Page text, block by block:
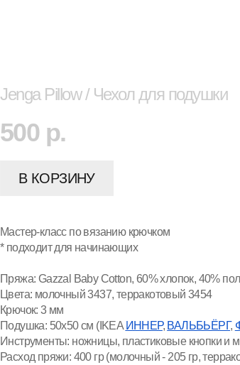
Jenga Pillow / Чехол для подушки
500 р.
В КОРЗИНУ
Мастер-класс по вязанию крючком
* подходит для начинающих
Пряжа: Gazzal Baby Cotton, 60% хлопок, 40%
Цвета: молочный 3437, терракотовый 3454
Крючок: 3 мм
Подушка: 50x50 см (IKEA ИННЕР, ВАЛЬБЬЁРГ,
Инструменты: ножницы, пластиковые кнопки и
Расход пряжи: 400 гр (молочный - 205 гр,